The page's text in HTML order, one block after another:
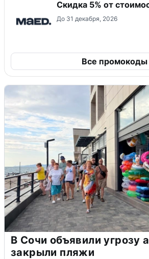
Скидка 5% от
До 31 декабря, 2026
Все промокоды
В Сочи объявили угрозу
закрыли пляжи